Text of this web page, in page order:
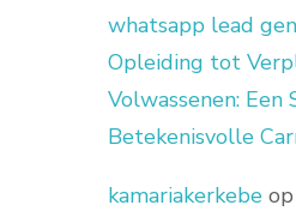
whatsapp lead
Opleiding tot
Volwassenen: Een
Betekenisvolle
kamariakerkebe